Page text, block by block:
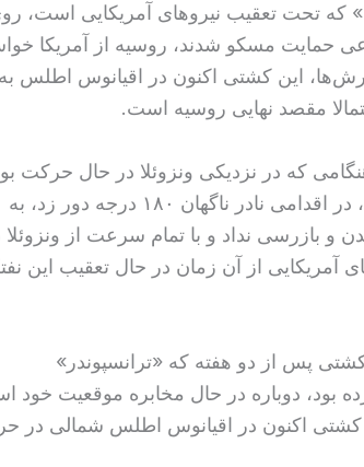
پس از آن‌که خدمه نفتکش «بلا ۱» که تحت تعقیب نیروهای آمریکایی
حمایت مسکو شدند، روسیه از آمریکا
این کشتی اکنون در اقیانوس اطلس
مقصد نهایی روسیه است.
روز ۲۱ دسامبر هنگامی که در نزدیکی ونزوئلا در حال حرکت
پی مواجهه با گارد ساحلی آمریکا، در اقدامی نادر ناگهان ۱۸۰ درجه دور زد، به
و بازرسی نداد و با تمام سرعت از ونزوئلا
آمریکایی از آن زمان در حال تعقیب این
پس از دو هفته که «ترانسپوندر»
بود، دوباره در حال مخابره موقعیت خود
کشتی اکنون در اقیانوس اطلس شمالی در